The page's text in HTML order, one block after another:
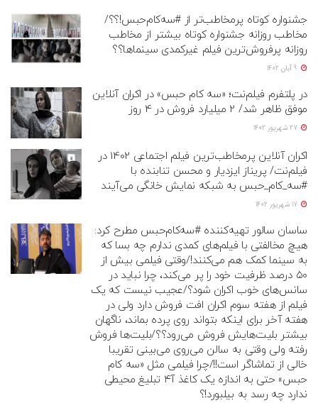
جشنواره کوتاه پرمخاطب‌‌تر از #سه‌کام‌حبس!؟؟/
مخاطب روزانه جشنواره کوتاه بیشتر از مخاطب
روزانه پرفروش‌ترین فیلم غیرکمدی سینماها؟؟
در پلتفرم فیلم‌نت؛ «سه کام حبس» در اکران آنلاین
موفق ظاهر شد/ 2 میلیارد فروش در 4 روز
اکران آنلاین پرمخاطب‌ترین فیلم اجتماعی 1402 در
فیلم‌نت/ پریناز ایزدیار و محسن تنابنده با
#سه_کام_حبس به شبکه نمایش خانگی می‌آیند
ساسان سالور تهیه‌کننده #سه‌کام‌حبس مطرح کرد:
هیچ مخالفتی با فیلم‌های کمدی ندارم چه بسا که
به سینما کمک هم می‌کنند!/وقتی فیلمی بیش از
۵۰ درصد ظرفیت خود را پر می‌کند، چرا نباید در
سانس‌های خوب اکران شود؟/عجیب نیست که یک
فیلم از هفته سوم اکران افت فروش دارد ولی در
هفته آخر برای اینکه بتواند روی پرده بماند، ناگهان
بیشتر بلیت‌هایش فروش می‌رود؟؟/بلیت‌ها فروش
رفته ولی وقتی به سالن می‌روی می‌بینی تقریبا
خالی از تماشاگر است!!/چرا فیلمی مثل «سه کام
حبس» حتی به اندازه یک کاغذ آ۴ تبلیغ محیطی
ندارد چه رسد به بیلبورد!؟